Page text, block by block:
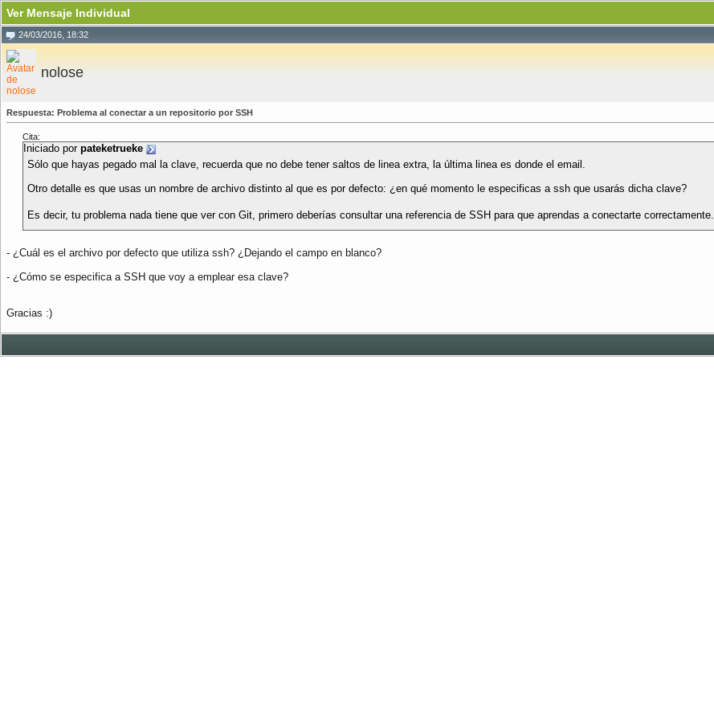
Ver Mensaje Individual
24/03/2016, 18:32
nolose
Respuesta: Problema al conectar a un repositorio por SSH
Cita:
Iniciado por pateketrueke
Sólo que hayas pegado mal la clave, recuerda que no debe tener saltos de linea extra, la última linea es donde el email.
Otro detalle es que usas un nombre de archivo distinto al que es por defecto: ¿en qué momento le especificas a ssh que usarás dicha clave?
Es decir, tu problema nada tiene que ver con Git, primero deberías consultar una referencia de SSH para que aprendas a conectarte correctamente.
- ¿Cuál es el archivo por defecto que utiliza ssh? ¿Dejando el campo en blanco?
- ¿Cómo se especifica a SSH que voy a emplear esa clave?
Gracias :)